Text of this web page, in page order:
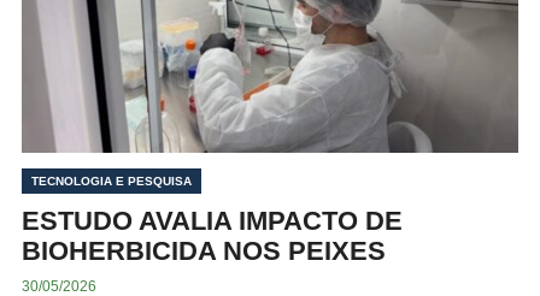
TECNOLOGIA E PESQUISA
ESTUDO AVALIA IMPACTO DE
BIOHERBICIDA NOS PEIXES
30/05/2026